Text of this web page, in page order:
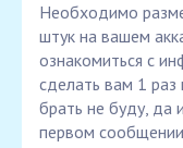
Необходимо
штук на вашем
ознакомиться с
сделать вам 1 раз
брать не буду, да
первом